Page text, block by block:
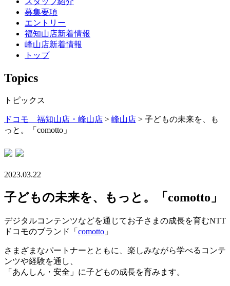
募集要項
エントリー
福知山店新着情報
峰山店新着情報
トップ
Topics
トピックス
ドコモ 福知山店・峰山店 > 峰山店 > 子どもの未来を、も
っと。「comotto」
2023.03.22
子どもの未来を、もっと。「comotto」
デジタルコンテンツなどを通じてお子さまの成長を育むNTT
ドコモのブランド「 comotto 」
さまざまなパートナーとともに、楽しみながら学べるコンテ
ンツや経験を通し、
「あんしん・安全」に子どもの成長を育みます。